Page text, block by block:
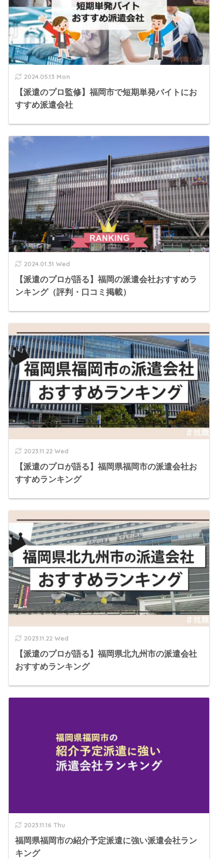
2024.05.13 Mon
【派遣のプロ監修】福岡市で短期単発バイトにお
すすめ派遣会社
2024.01.31 Wed
【派遣のプロが語る】福岡の派遣会社おすすめラ
ンキング（評判・口コミ掲載）
2023.11.22 Wed
【派遣のプロが語る】福岡県福岡市の派遣会社お
すすめランキング
2023.11.22 Wed
【派遣のプロが語る】福岡県北九州市の派遣会社
おすすめランキング
2023.11.16 Thu
福岡県福岡市の紹介予定派遣に強い派遣会社ラン
キング